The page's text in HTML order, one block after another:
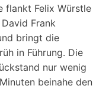
flankt Felix Würstle
Frank
bringt die
in Führung. Die
nur wenig
beinahe den